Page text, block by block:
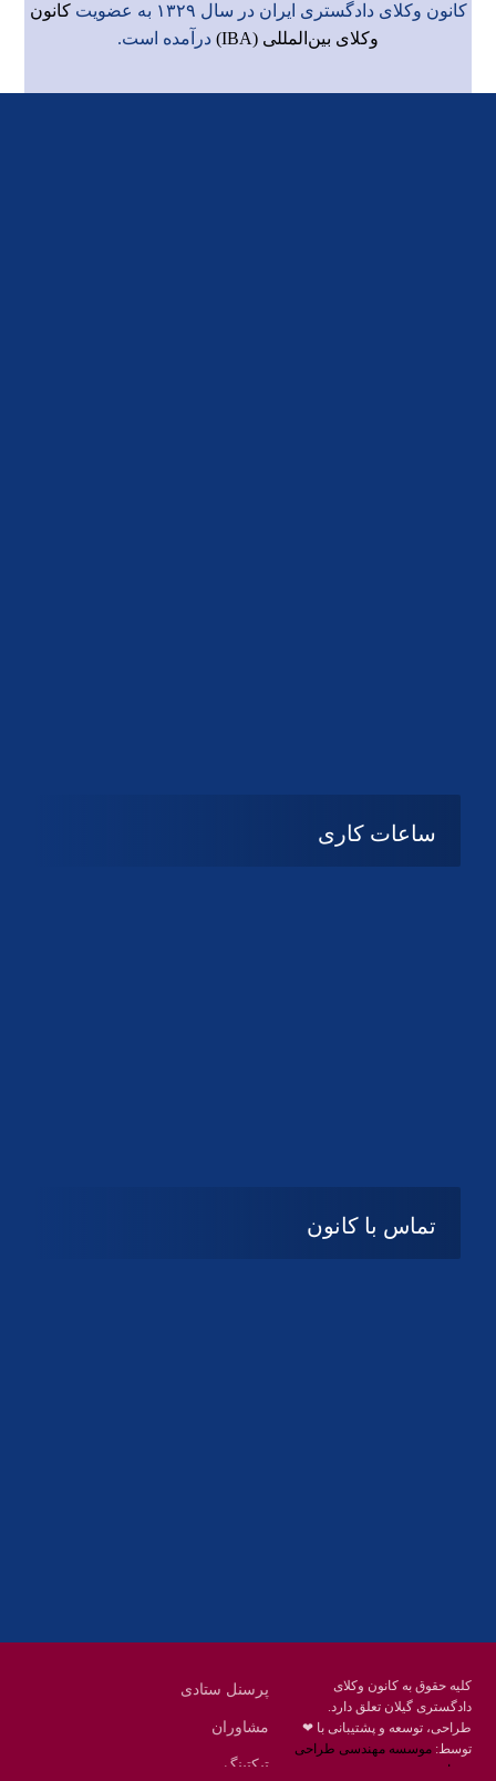
کانون وکلای دادگستری ایران در سال ۱۳۲۹ به عضویت
کانون
وکلای بین‌المللی (IBA)
درآمده است.
ساعات کاری
تماس با کانون
کلیه حقوق به کانون وکلای
دادگستری گیلان تعلق دارد.
طراحی، توسعه و پشتیبانی با ❤
توسط:موسسه مهندسی طراحی
محنا
پرسنل ستادی
مشاوران
تیکتینگ